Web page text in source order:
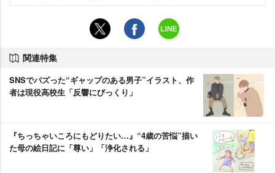
関連特集
SNSでバズった“ギャップのある男子”イラスト、作
者は現役高校生「反響にびっくり」
『ちっちゃいころにもどりたい…』“4歳の苦悩”描い
た母の絵日記に「尊い」「浄化される」